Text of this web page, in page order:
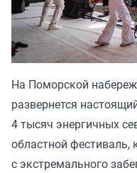
На Поморской
развернется
4 тысяч энергичных
областной фестиваль,
с экстремального